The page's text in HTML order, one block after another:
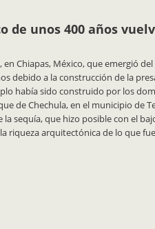
de unos 400 años
Chiapas, México, que emergió
debido a la construcción de la
había sido construido por los
de Chechula, en el municipio de
sequía, que hizo posible con el
riqueza arquitectónica de lo que